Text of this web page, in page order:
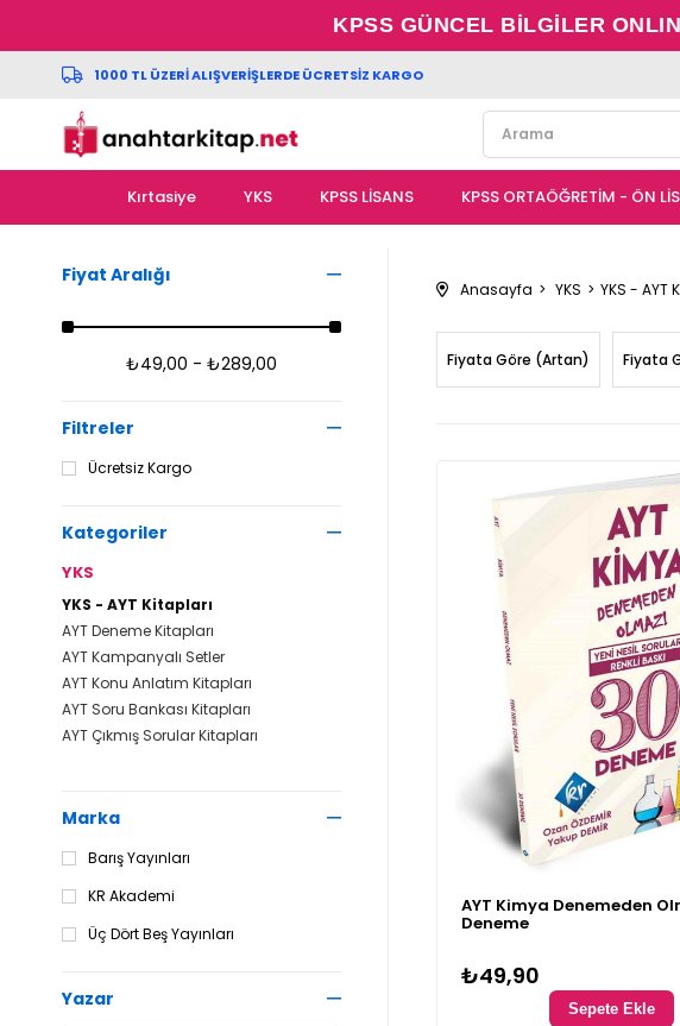
KPSS GÜNCEL BİLGİLER
1000 TL ÜZERİ ALIŞVERİŞLERDE ÜCRETSİZ KARGO
Kırtasiye YKS KPSS LİSANS KPSS ORTAÖĞRETİM - ÖN
Fiyat Aralığı
₺49,00 - ₺289,00
Filtreler
Ücretsiz Kargo
Kategoriler
YKS
YKS - AYT Kitapları
AYT Deneme Kitapları
AYT Kampanyalı Setler
AYT Konu Anlatım Kitapları
AYT Soru Bankası Kitapları
AYT Çıkmış Sorular Kitapları
Marka
Barış Yayınları
KR Akademi
Üç Dört Beş Yayınları
Yazar
Anasayfa YKS YKS - AYT
Fiyata Göre (Artan) Fiyata
AYT Kimya Denemeden
Deneme
₺49,90
Sepete Ekle